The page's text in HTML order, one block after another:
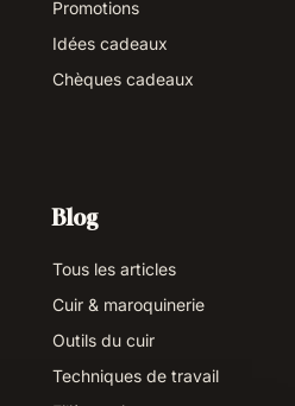
Promotions
Idées cadeaux
Chèques cadeaux
Blog
Tous les articles
Cuir & maroquinerie
Outils du cuir
Techniques de travail